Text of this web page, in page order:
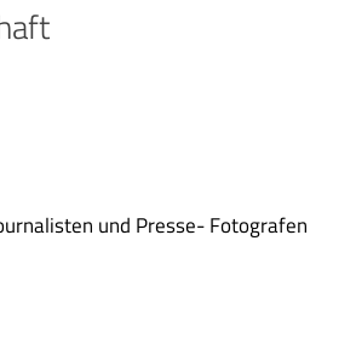
und Presse- Fotografen